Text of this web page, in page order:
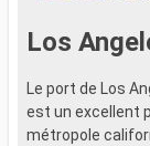
Los
Le port de Los
est un excellent
métropole